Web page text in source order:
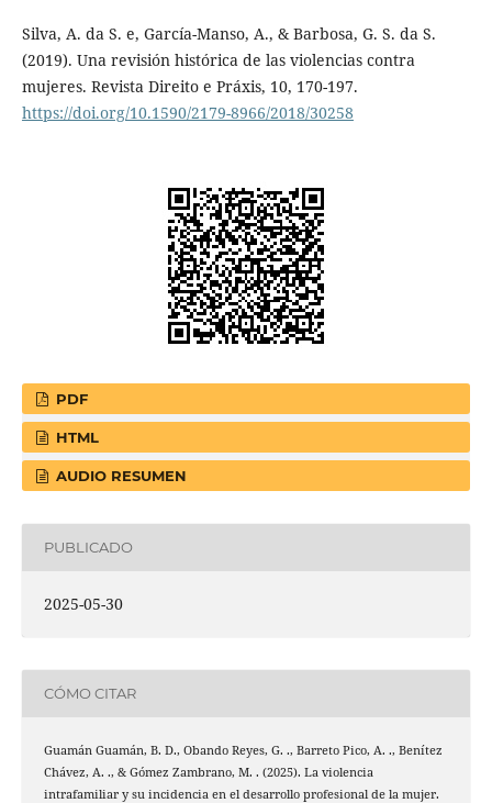
Silva, A. da S. e, García-Manso, A., & Barbosa, G. S. da S.
(2019). Una revisión histórica de las violencias contra
mujeres. Revista Direito e Práxis, 10, 170-197.
https://doi.org/10.1590/2179-8966/2018/30258
PDF
HTML
AUDIO RESUMEN
PUBLICADO
2025-05-30
CÓMO CITAR
Guamán Guamán, B. D., Obando Reyes, G. ., Barreto Pico, A. ., Benítez
Chávez, A. ., & Gómez Zambrano, M. . (2025). La violencia
intrafamiliar y su incidencia en el desarrollo profesional de la mujer.